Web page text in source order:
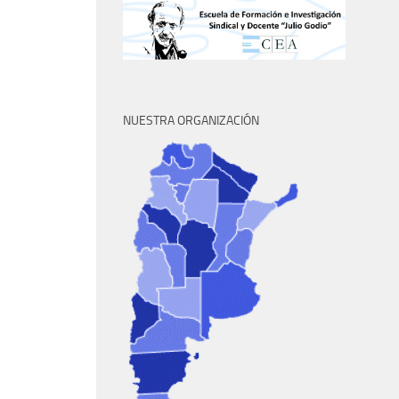
NUESTRA ORGANIZACIÓN